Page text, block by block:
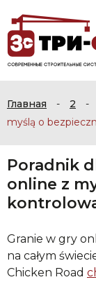
Главная - 2 -
myślą o
Poradnik
online z
Granie w gry
na całym
Chicken Road